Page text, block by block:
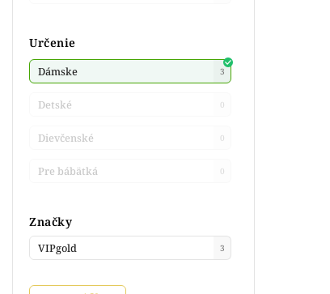
Značky
VIPgold 3
Určenie
Dámske 3
Detské 0
Dievčenské 0
Pre bábätká 0